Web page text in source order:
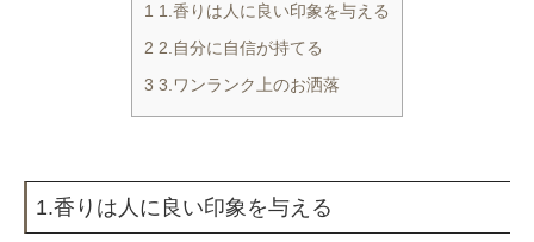
1 1.香りは人に良い印象を与える
2 2.自分に自信が持てる
3 3.ワンランク上のお洒落
1.香りは人に良い印象を与える